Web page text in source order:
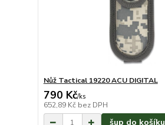
Nůž Tactical 19220 ACU DIGITAL
790 Kč/ks
652,89 Kč bez DPH
šup do košíku